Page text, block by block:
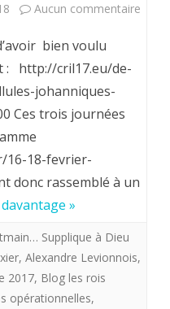
Aucun commentaire
bien voulu
: http://cril17.eu/de-
johanniques-
Ces trois journées
16-18-fevrier-
donc rassemblé à un
»
Supplique à Dieu
, Alexandre Levionnois,
2017, Blog les rois
opérationnelles,